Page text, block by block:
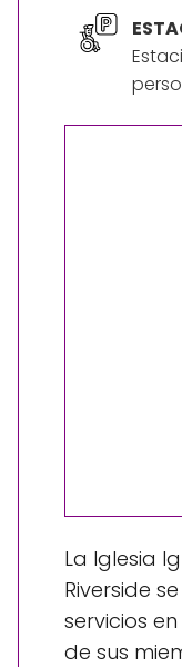
La Iglesia
Riverside
servicios
de sus